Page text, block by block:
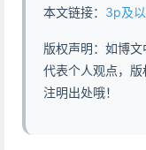
本文链接： 3p及以上空调
版权声明：如博
代表个人观点，版
注明出处哦！